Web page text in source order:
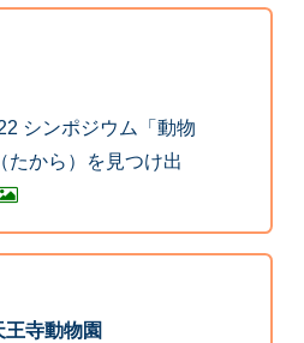
シンポジウム「動物
たから）を見つけ出
寺動物園